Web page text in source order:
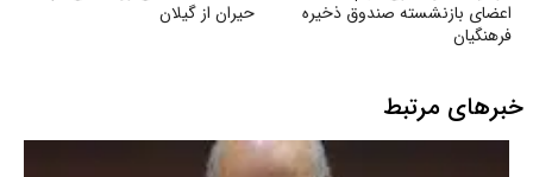
اعضای بازنشسته صندوق ذخیره
فرهنگیان
حیران از گیلان
خبرهای مرتبط